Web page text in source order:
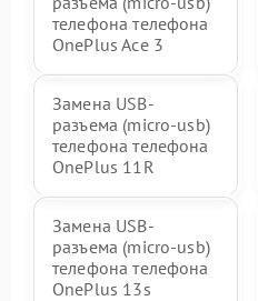
телефона телефона
OnePlus Ace 3
Замена USB-
разъема (micro-usb)
телефона телефона
OnePlus 11R
Замена USB-
разъема (micro-usb)
телефона телефона
OnePlus 13s